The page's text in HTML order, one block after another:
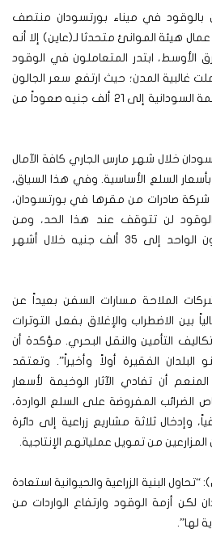
بالوقود في ميناء بورتسودان منتصف
هيئة الموانئ متحدثا لـ(عاين) إلا أنه
الأوسط، ابتدر المتعاملون في الوقود
غالبية المدن؛ حيث ارتفع سعر الجالون
الواحد من “البنزين” في العاصمة السودانية إلى 21 ألف جنيه صعوداً من
خلال شهر مارس الجاري كافة الآمال
السلع الأساسية. وفي هذا السياق،
شركة صادرات من مقرها في بورتسودان،
لن تتوقف عند هذا الحد، ومن
المتوقع أن يصل سعر الجالون الواحد إلى 35 ألف جنيه خلال أشهر
الملاحة مسارات السفن بعيداً عن
بين الاضطراب والإغلاق بفعل التوترات
التأمين والنقل البحري. مؤكدة أن
الفقيرة أولاً وأخيراً”. وتعتقد
أن تفادي الآثار الوخيمة لأسعار
الضرائب المفروضة على السلع الواردة،
وإدخال ثلاثة مشاريع زراعية إلى دائرة
من تمويل عملياتهم الإنتاجية.
البنية الزراعية والحيوانية استعادة
لكن أزمة الوقود وارتفاع الواردات من
لها”.